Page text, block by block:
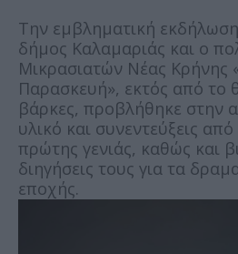
Την εμβληματική
δήμος Καλαμαριάς και ο
Μικρασιατών Νέας Κρήνης
Παρασκευή», εκτός από το
βάρκες, προβλήθηκε στην
υλικό και συνεντεύξεις
πρώτης γενιάς, καθώς και
διηγήσεις τους για τα
εποχής.